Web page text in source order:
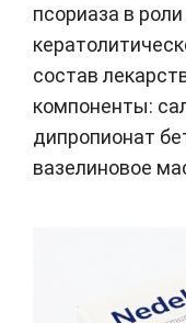
псориаза в
состав
компоненты:
дипропионат
вазелиновое